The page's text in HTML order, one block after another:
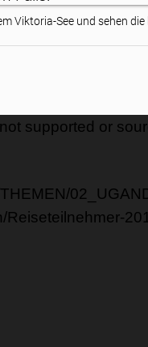
Viktoria-See und sehen
supported or